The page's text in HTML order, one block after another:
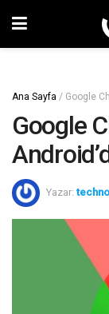
Ana Sayfa / Google
Google
Yazar: